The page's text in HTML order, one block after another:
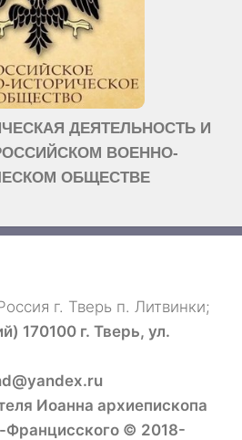
ДЕЯТЕЛЬНОСТЬ И
ВОЕННО-
ОБЩЕСТВЕ
г. Тверь п. Литвинки;
170100 г. Тверь, ул.
Иоанна архиепископа
Францисского © 2018-